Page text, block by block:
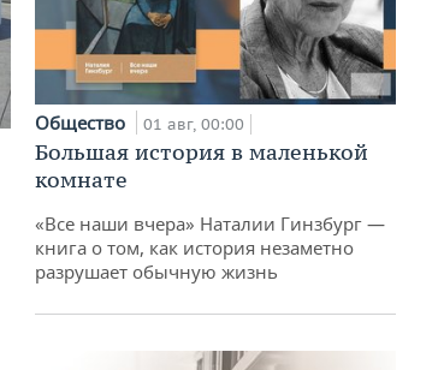
Общество 01 авг, 00:00
Большая история в маленькой
комнате
«Все наши вчера» Наталии Гинзбург —
книга о том, как история незаметно
разрушает обычную жизнь